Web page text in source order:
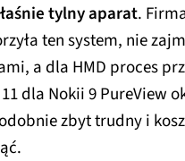
tylny aparat.
ten system, nie
a dla HMD proces
dla Nokii 9 PureView
zbyt trudny i